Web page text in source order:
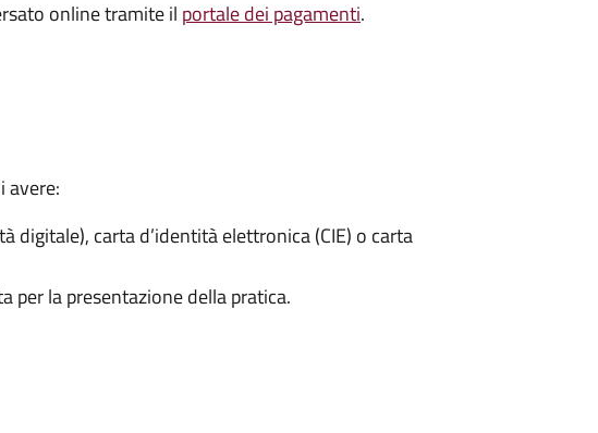
online tramite il portale dei pagamenti.
avere:
digitale), carta d’identità elettronica (CIE) o carta
per la presentazione della pratica.